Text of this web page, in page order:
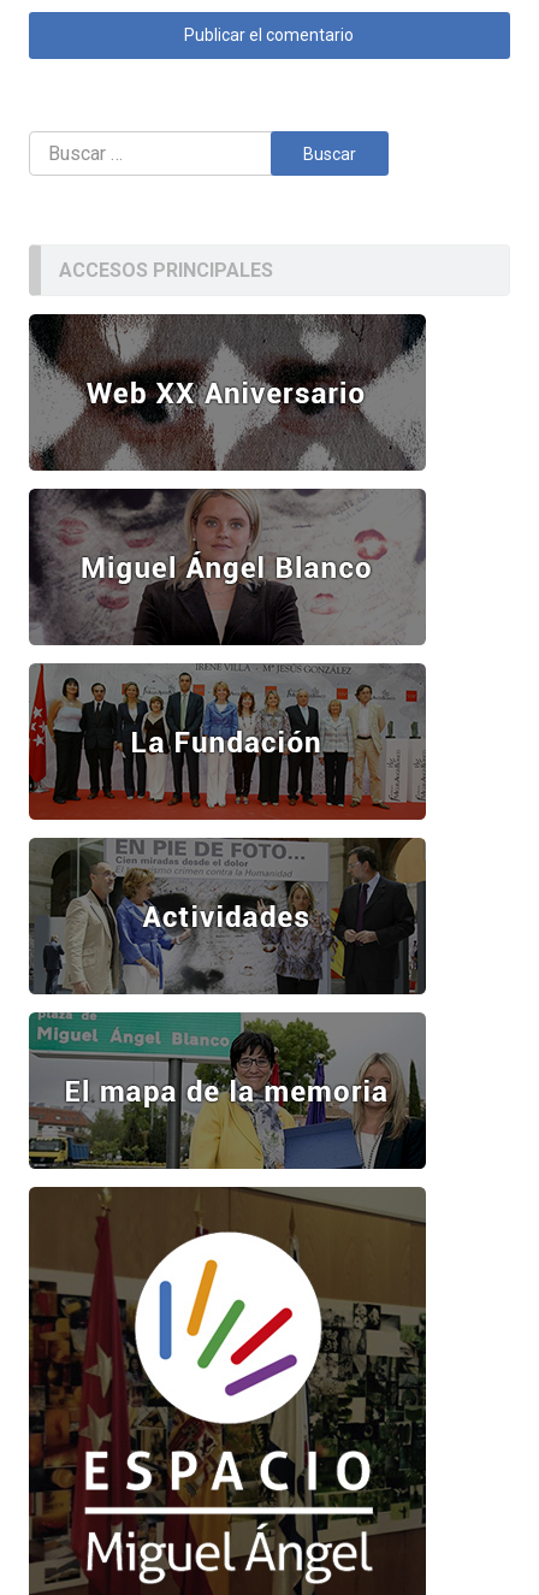
Buscar:
ACCESOS PRINCIPALES